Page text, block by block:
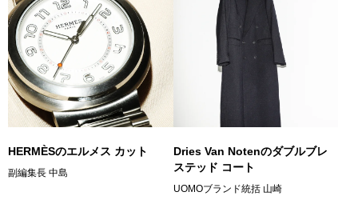
HERMÈSのエルメス カット
副編集長 中島
Dries Van Notenのダブルブレ
ステッド コート
UOMOブランド統括 山崎